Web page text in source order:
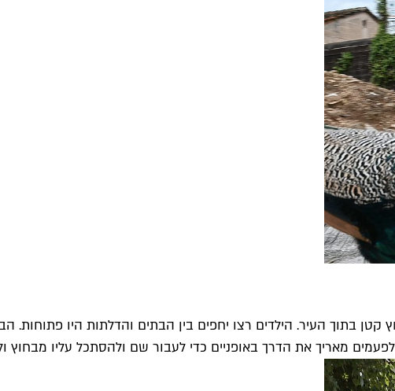
קטן בתוך העיר. הילדים רצו יחפים בין הבתים והדלתות היו
מאריך את הדרך באופניים כדי לעבור שם ולהסתכל עליו מבחוץ